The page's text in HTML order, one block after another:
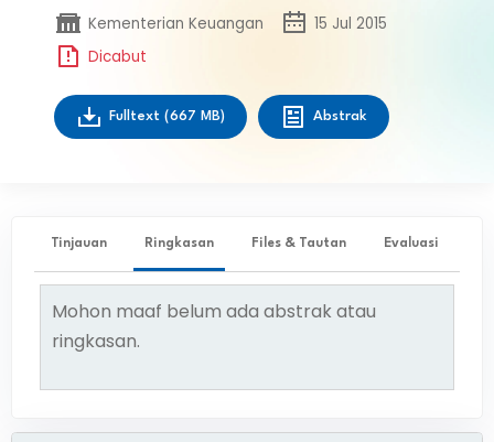
Kementerian Keuangan
15 Jul 2015
Dicabut
Fulltext (667 MB) Abstrak
Tinjauan Ringkasan Files & Tautan Evaluasi
Mohon maaf belum ada abstrak atau
ringkasan.